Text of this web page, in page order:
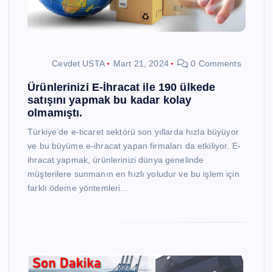
Cevdet USTA Mart 21, 2024 0 Comments
Ürünlerinizi E-İhracat ile 190 ülkede
satışını yapmak bu kadar kolay
olmamıştı.
Türkiye’de e-ticaret sektörü son yıllarda hızla büyüyor
ve bu büyüme e-ihracat yapan firmaları da etkiliyor. E-
ihracat yapmak, ürünlerinizi dünya genelinde
müşterilere sunmanın en hızlı yoludur ve bu işlem için
farklı ödeme yöntemleri…